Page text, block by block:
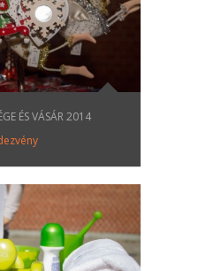
ÉS VÁSÁR 2014